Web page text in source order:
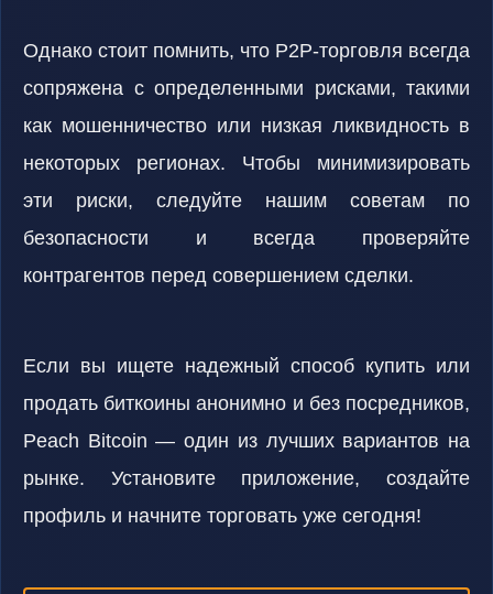
Однако стоит помнить, что P2P-торговля всегда
сопряжена с определенными рисками, такими
как мошенничество или низкая ликвидность в
некоторых регионах. Чтобы минимизировать
эти риски, следуйте нашим советам по
безопасности и всегда проверяйте
контрагентов перед совершением сделки.
Если вы ищете надежный способ купить или
продать биткоины анонимно и без посредников,
Peach Bitcoin — один из лучших вариантов на
рынке. Установите приложение, создайте
профиль и начните торговать уже сегодня!